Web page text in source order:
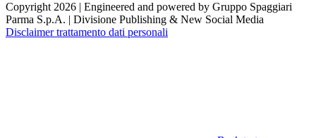
Copyright 2026 | Engineered and powered by Gruppo Spaggiari
Parma S.p.A. | Divisione Publishing & New Social Media
Disclaimer trattamento dati personali